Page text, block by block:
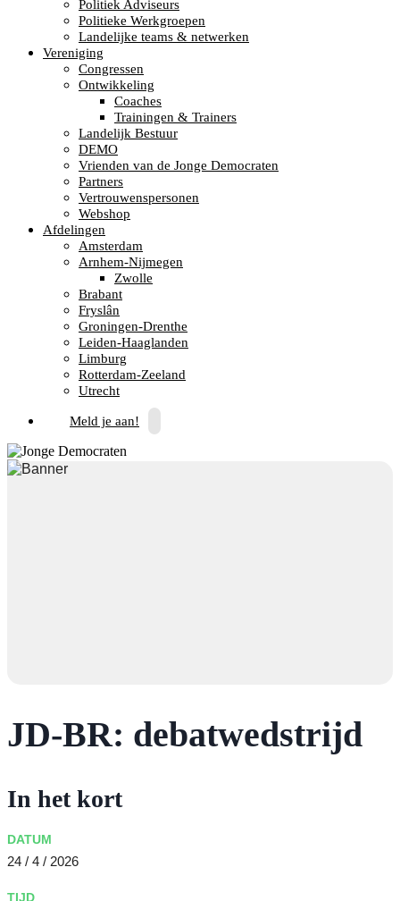
Politiek Adviseurs
Politieke Werkgroepen
Landelijke teams & netwerken
Vereniging
Congressen
Ontwikkeling
Coaches
Trainingen & Trainers
Landelijk Bestuur
DEMO
Vrienden van de Jonge Democraten
Partners
Vertrouwenspersonen
Webshop
Afdelingen
Amsterdam
Arnhem-Nijmegen
Zwolle
Brabant
Fryslân
Groningen-Drenthe
Leiden-Haaglanden
Limburg
Rotterdam-Zeeland
Utrecht
Meld je aan!
JD-BR: debatwedstrijd
In het kort
DATUM
24 / 4 / 2026
TIJD